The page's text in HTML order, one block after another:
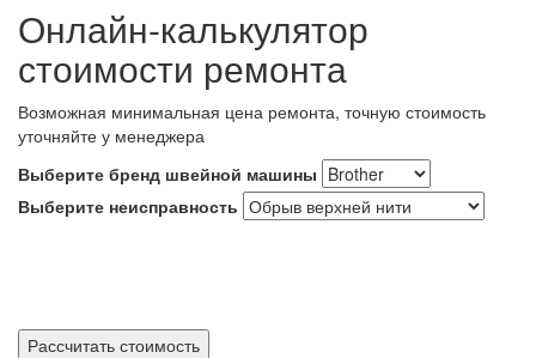
Онлайн-калькулятор
стоимости ремонта
Возможная минимальная цена ремонта, точную стоимость
уточняйте у менеджера
Выберите бренд швейной машины
Выберите неисправность
Рассчитать стоимость